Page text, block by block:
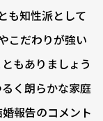
も知性派として
こだわりが強い
もありましょう
く朗らかな家庭
報告のコメント